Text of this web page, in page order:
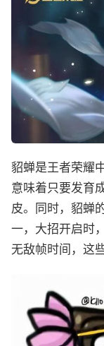
貂蝉是王者荣耀
意味着只要发育
皮。同时，貂蝉
一，大招开启时
无敌帧时间，这